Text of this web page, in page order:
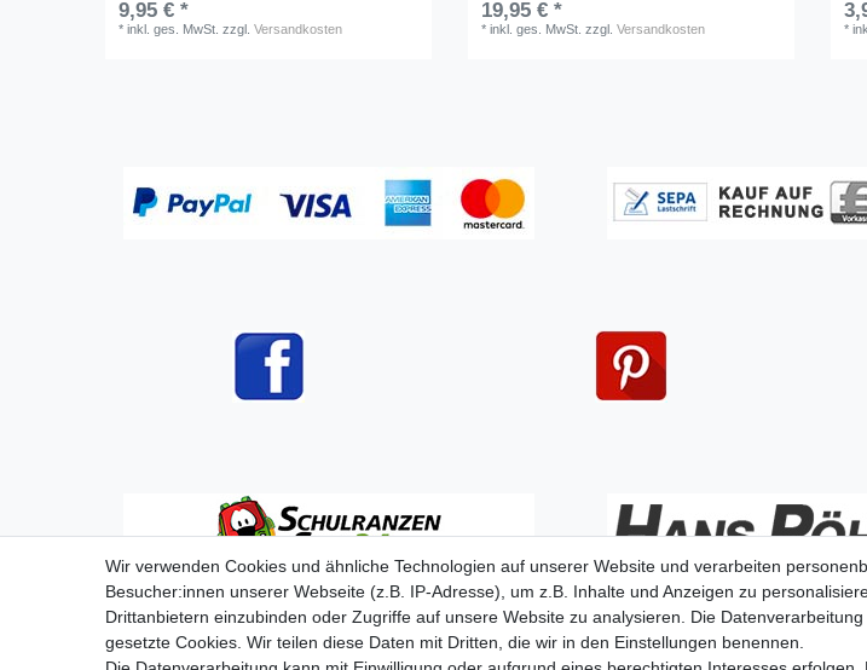
9,95 € *
*inkl. ges. MwSt. zzgl.Versandkosten
19,95 € *
*inkl. ges. MwSt. zzgl.Versandkosten *
Wir verwenden Cookies und ähnliche Technologien auf unserer Website und verarbeiten
Besucher:innen unserer Webseite (z.B. IP-Adresse), um z.B. Inhalte und Anzeigen zu
Drittanbietern einzubinden oder Zugriffe auf unsere Website zu analysieren. Die
gesetzte Cookies. Wir teilen diese Daten mit Dritten, die wir in den Einstellungen benennen.